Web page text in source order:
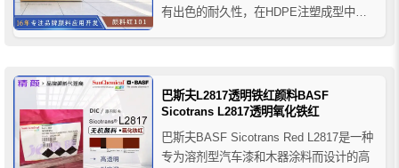
有出色的耐久性，在HDPE注塑成型中不
维加工着色，推荐用于PP、PA6尼龙和P...
巴斯夫L2817透明铁红颜料BASF
Sicotrans L2817透明氧化铁红
巴斯夫BASF Sicotrans Red L2817是一种
专为溶剂型汽车漆和木器涂料而设计的高